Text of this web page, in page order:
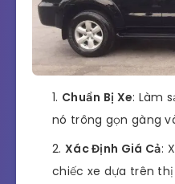
Chuẩn Bị Xe: Làm
nó trông gọn gàng
Xác Định Giá Cả:
chiếc xe dựa trên